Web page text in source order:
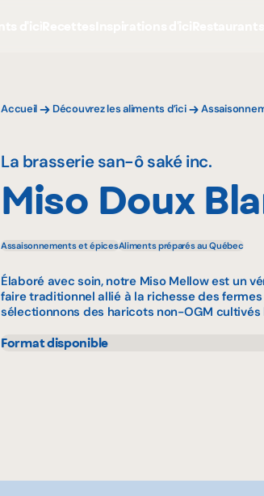
Accueil Découvrez les aliments d’ici
La brasserie san-ô saké inc.
Miso Doux
Assaisonnements et épicesAliments préparés au Québec
Élaboré avec soin, notre Miso Mellow est un
faire traditionnel allié à la richesse des
sélectionnons des haricots non-OGM
Format disponible